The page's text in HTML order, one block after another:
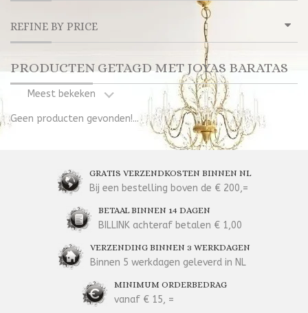
REFINE BY PRICE
PRODUCTEN GETAGD MET JOYAS BARATAS
Meest bekeken
Geen producten gevonden!...
GRATIS VERZENDKOSTEN BINNEN NL
Bij een bestelling boven de € 200,=
BETAAL BINNEN 14 DAGEN
BILLINK achteraf betalen € 1,00
VERZENDING BINNEN 3 WERKDAGEN
Binnen 5 werkdagen geleverd in NL
MINIMUM ORDERBEDRAG
vanaf € 15, =